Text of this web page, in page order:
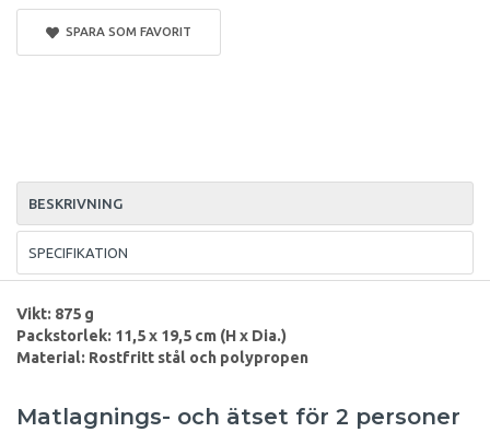
SPARA SOM FAVORIT
BESKRIVNING
SPECIFIKATION
Vikt: 875 g
Packstorlek: 11,5 x 19,5 cm (H x Dia.)
Material: Rostfritt stål och polypropen
Matlagnings- och ätset för 2 personer